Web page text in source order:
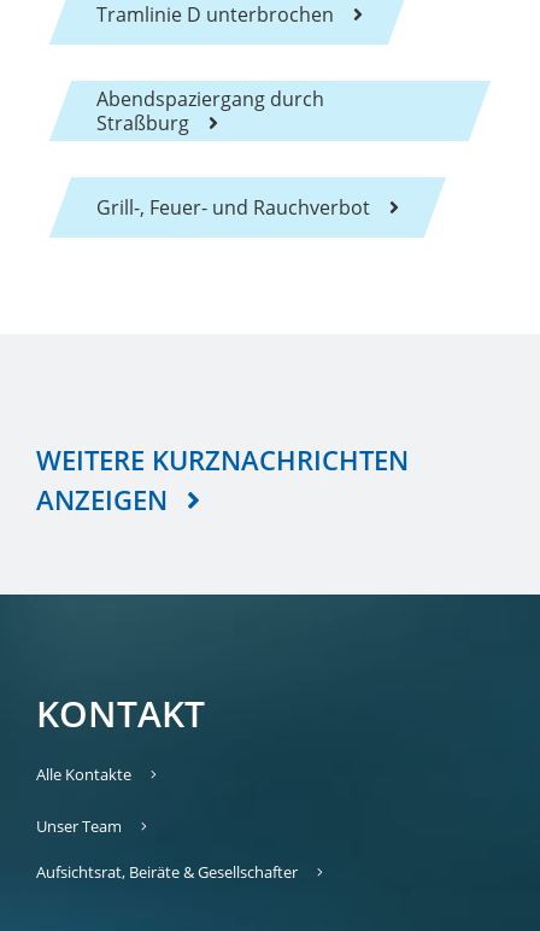
Tramlinie D unterbrochen
Abendspaziergang durch
Straßburg
Grill-, Feuer- und Rauchverbot
WEITERE KURZNACHRICHTEN
ANZEIGEN
KONTAKT
Alle Kontakte
Unser Team
Aufsichtsrat, Beiräte & Gesellschafter